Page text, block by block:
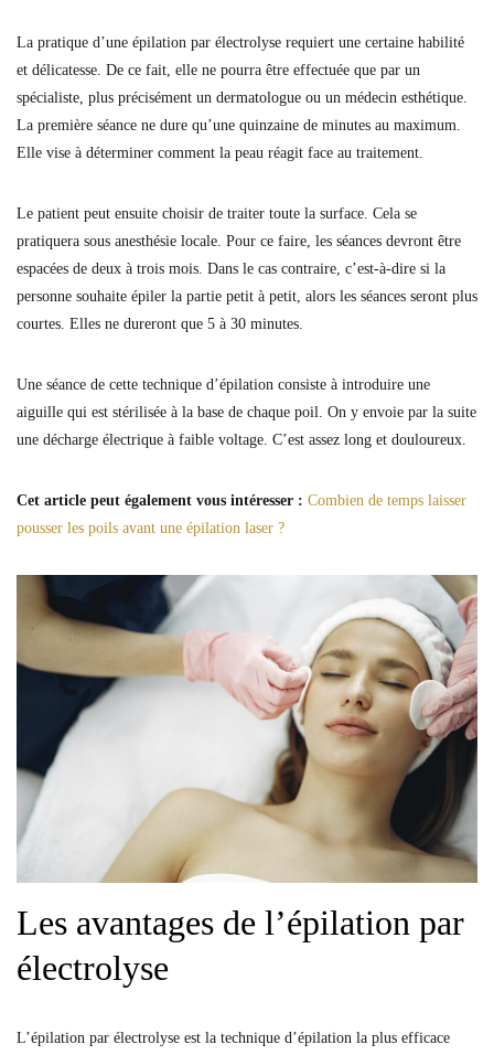
La pratique d’une épilation par électrolyse requiert une certaine habilité
et délicatesse. De ce fait, elle ne pourra être effectuée que par un
spécialiste, plus précisément un dermatologue ou un médecin esthétique.
La première séance ne dure qu’une quinzaine de minutes au maximum.
Elle vise à déterminer comment la peau réagit face au traitement.
Le patient peut ensuite choisir de traiter toute la surface. Cela se
pratiquera sous anesthésie locale. Pour ce faire, les séances devront être
espacées de deux à trois mois. Dans le cas contraire, c’est-à-dire si la
personne souhaite épiler la partie petit à petit, alors les séances seront plus
courtes. Elles ne dureront que 5 à 30 minutes.
Une séance de cette technique d’épilation consiste à introduire une
aiguille qui est stérilisée à la base de chaque poil. On y envoie par la suite
une décharge électrique à faible voltage. C’est assez long et douloureux.
Cet article peut également vous intéresser : Combien de temps laisser
pousser les poils avant une épilation laser ?
Les avantages de l’épilation par
électrolyse
L’épilation par électrolyse est la technique d’épilation la plus efficace